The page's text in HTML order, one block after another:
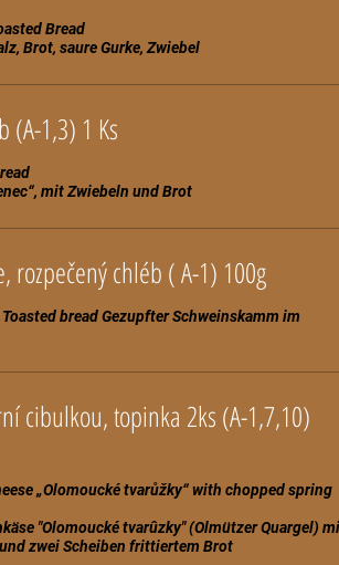
Bread
Brot, saure Gurke, Zwiebel
Utopenec s cibulí, chléb (A-1,3) 1 Ks
rozpečený chléb ( A-1) 100g
bread Gezupfter Schweinskamm im
cibulkou, topinka 2ks (A-1,7,10)
„Olomoucké tvarůžky“ with chopped spring
"Olomoucké tvarûzky" (Olmützer Quargel)